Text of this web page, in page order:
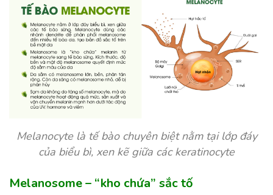
Melanocyte là tế bào chuyên biệt nằm tại lớp đáy
của biểu bì, xen kẽ giữa các keratinocyte
Melanosome – “kho chứa” sắc tố